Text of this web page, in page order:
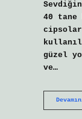
40 tane
güzel
ve…